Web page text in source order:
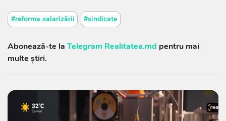
#reforma salarizării #sindicate
Abonează-te la Telegram Realitatea.md pentru mai
multe știri.